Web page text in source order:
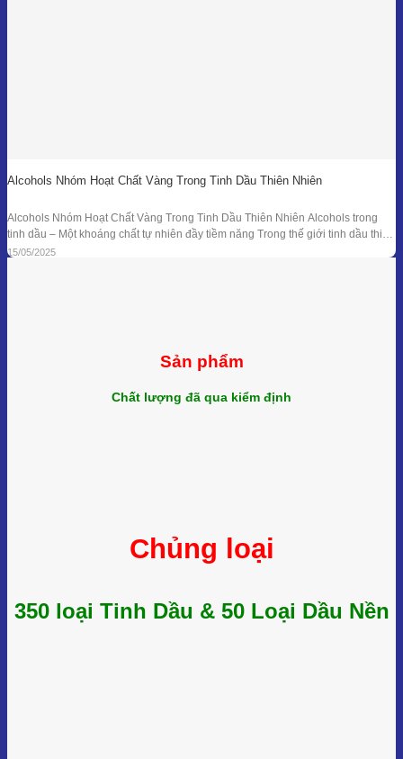
Alcohols Nhóm Hoạt Chất Vàng Trong Tinh Dầu Thiên Nhiên
Alcohols Nhóm Hoạt Chất Vàng Trong Tinh Dầu Thiên Nhiên Alcohols trong
tinh dầu – Một khoáng chất tự nhiên đầy tiềm năng Trong thế giới tinh dầu thiên
nhiên, mỗi giọt nhỏ bé lại ẩn chứa hàng trăm hợp chất hóa học với công dụng
15/05/2025
Sản phẩm
Chất lượng đã qua kiểm định
Chủng loại
350 loại Tinh Dầu & 50 Loại Dầu Nền